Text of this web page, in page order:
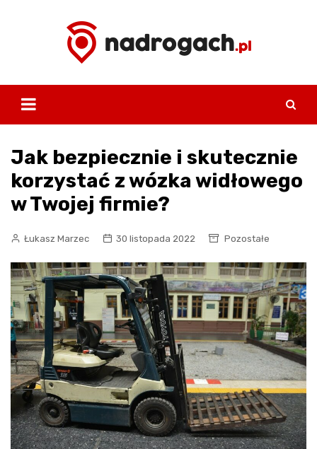
Jak bezpiecznie i skutecznie
korzystać z wózka widłowego
w Twojej firmie?
Łukasz Marzec 30 listopada 2022 Pozostałe